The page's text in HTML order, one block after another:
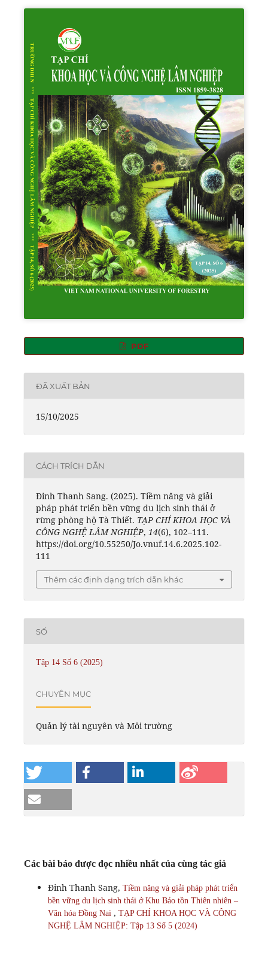
PDF
ĐÃ XUẤT BẢN
15/10/2025
CÁCH TRÍCH DẪN
Đinh Thanh Sang. (2025). Tiềm năng và giải
pháp phát triển bền vững du lịch sinh thái ở
rừng phòng hộ Tà Thiết. TẠP CHÍ KHOA HỌC VÀ
CÔNG NGHỆ LÂM NGHIỆP, 14(6), 102–111.
https://doi.org/10.55250/Jo.vnuf.14.6.2025.102-
111
Thêm các định dạng trích dẫn khác
SỐ
Tập 14 Số 6 (2025)
CHUYÊN MỤC
Quản lý tài nguyên và Môi trường
Các bài báo được đọc nhiều nhất của cùng tác giả
Đinh Thanh Sang, Tiềm năng và giải pháp phát triển
bền vững du lịch sinh thái ở Khu Bảo tồn Thiên nhiên –
Văn hóa Đồng Nai , TẠP CHÍ KHOA HỌC VÀ CÔNG
NGHỆ LÂM NGHIỆP: Tập 13 Số 5 (2024)